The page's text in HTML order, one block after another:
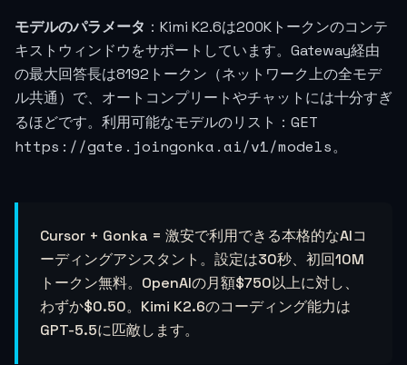
モデルのパラメータ ：Kimi K2.6は200Kトークンのコンテ
キストウィンドウをサポートしています。Gateway経由
の最大回答長は8192トークン（ネットワーク上の全モデ
ル共通）で、オートコンプリートやチャットには十分すぎ
るほどです。利用可能なモデルのリスト： GET
https://gate.joingonka.ai/v1/models。
Cursor + Gonka = 激安で利用できる本格的なAIコ
ーディングアシスタント。設定は30秒、初回10M
トークン無料。OpenAIの月額$750以上に対し、
わずか$0.50。Kimi K2.6のコーディング能力は
GPT-5.5に匹敵します。